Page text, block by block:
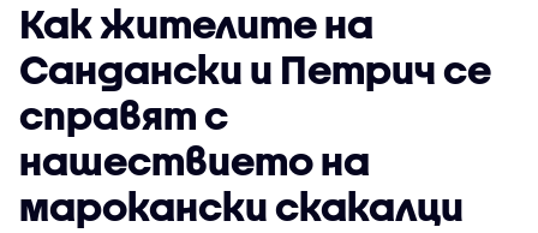
Как жителите на
Сандански и Петрич се
справят с
нашествието на
марокански скакалци